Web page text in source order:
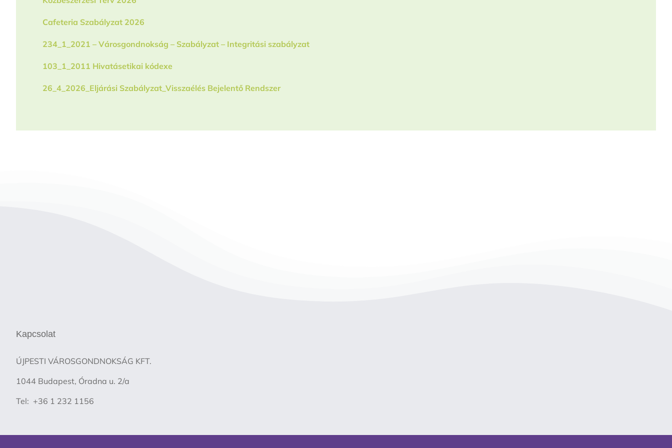
Cafeteria Szabályzat 2026
234_1_2021 – Városgondnokság – Szabályzat – Integritási szabályzat
103_1_2011 Hivatásetikai kódexe
26_4_2026_Eljárási Szabályzat_Visszaélés Bejelentő Rendszer
Kapcsolat
ÚJPESTI VÁROSGONDNOKSÁG KFT.
1044 Budapest, Óradna u. 2/a
Tel: +36 1 232 1156